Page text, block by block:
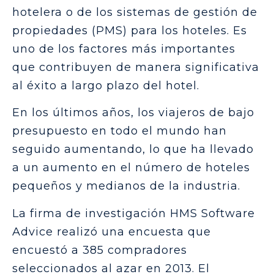
hotelera o de los sistemas de gestión de
propiedades (PMS) para los hoteles. Es
uno de los factores más importantes
que contribuyen de manera significativa
al éxito a largo plazo del hotel.
En los últimos años, los viajeros de bajo
presupuesto en todo el mundo han
seguido aumentando, lo que ha llevado
a un aumento en el número de hoteles
pequeños y medianos de la industria.
La firma de investigación HMS Software
Advice realizó una encuesta que
encuestó a 385 compradores
seleccionados al azar en 2013. El